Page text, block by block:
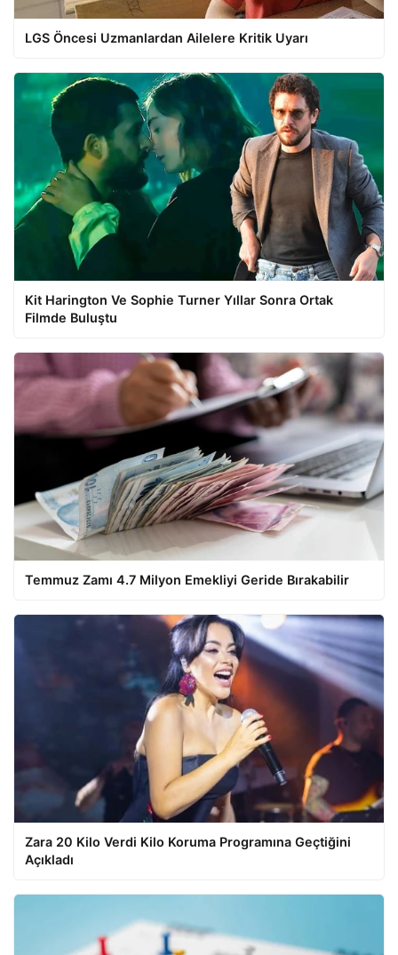
LGS Öncesi Uzmanlardan Ailelere Kritik Uyarı
Kit Harington Ve Sophie Turner Yıllar Sonra Ortak
Filmde Buluştu
Temmuz Zamı 4.7 Milyon Emekliyi Geride Bırakabilir
Zara 20 Kilo Verdi Kilo Koruma Programına Geçtiğini
Açıkladı